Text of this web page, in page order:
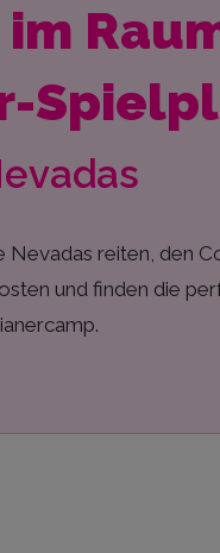
reiten, den
und finden die